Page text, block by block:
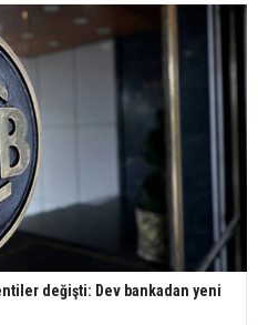
değişti: Dev bankadan yeni